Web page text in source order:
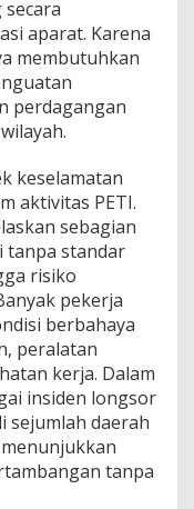
aparat. Karena
membutuhkan
perdagangan
keselamatan
aktivitas PETI.
sebagian
tanpa standar
risiko
pekerja
berbahaya
peralatan
kerja. Dalam
insiden longsor
sejumlah daerah
tanpa